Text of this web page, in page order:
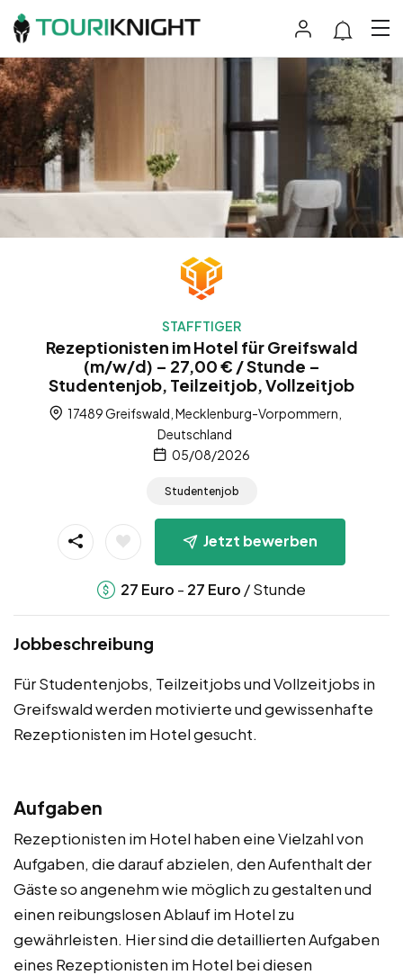
STAFFTIGER
Rezeptionisten im Hotel für Greifswald
(m/w/d) – 27,00 € / Stunde –
Studentenjob, Teilzeitjob, Vollzeitjob
17489 Greifswald, Mecklenburg-Vorpommern,
Deutschland
05/08/2026
Studentenjob
Jetzt bewerben
27 Euro - 27 Euro / Stunde
Jobbeschreibung
Für Studentenjobs, Teilzeitjobs und Vollzeitjobs in
Greifswald werden motivierte und gewissenhafte
Rezeptionisten im Hotel gesucht.
Aufgaben
Rezeptionisten im Hotel haben eine Vielzahl von
Aufgaben, die darauf abzielen, den Aufenthalt der
Gäste so angenehm wie möglich zu gestalten und
einen reibungslosen Ablauf im Hotel zu
gewährleisten. Hier sind die detaillierten Aufgaben
eines Rezeptionisten im Hotel bei diesen